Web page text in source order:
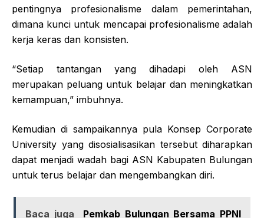
pentingnya profesionalisme dalam pemerintahan,
dimana kunci untuk mencapai profesionalisme adalah
kerja keras dan konsisten.
“Setiap tantangan yang dihadapi oleh ASN
merupakan peluang untuk belajar dan meningkatkan
kemampuan,” imbuhnya.
Kemudian di sampaikannya pula Konsep Corporate
University yang disosialisasikan tersebut diharapkan
dapat menjadi wadah bagi ASN Kabupaten Bulungan
untuk terus belajar dan mengembangkan diri.
Baca juga
Pemkab Bulungan Bersama PPNI